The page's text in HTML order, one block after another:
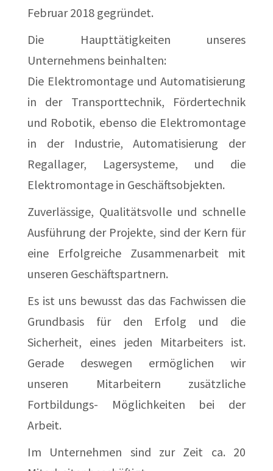
Februar 2018 gegründet.
Die Haupttätigkeiten unseres
Unternehmens beinhalten:
Die Elektromontage und Automatisierung
in der Transporttechnik, Fördertechnik
und Robotik, ebenso die Elektromontage
in der Industrie, Automatisierung der
Regallager, Lagersysteme, und die
Elektromontage in Geschäftsobjekten.
Zuverlässige, Qualitätsvolle und schnelle
Ausführung der Projekte, sind der Kern für
eine Erfolgreiche Zusammenarbeit mit
unseren Geschäftspartnern.
Es ist uns bewusst das das Fachwissen die
Grundbasis für den Erfolg und die
Sicherheit, eines jeden Mitarbeiters ist.
Gerade deswegen ermöglichen wir
unseren Mitarbeitern zusätzliche
Fortbildungs- Möglichkeiten bei der
Arbeit.
Im Unternehmen sind zur Zeit ca. 20